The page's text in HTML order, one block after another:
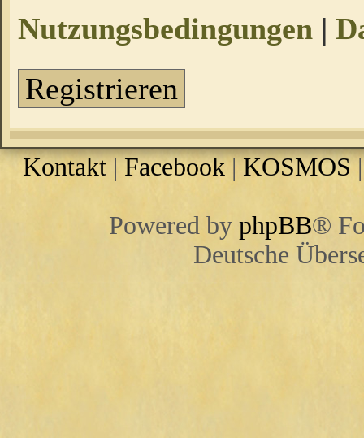
Nutzungsbedingungen |
Registrieren
Kontakt | Facebook |KOSMOS
Powered by phpBB®
Deutsche